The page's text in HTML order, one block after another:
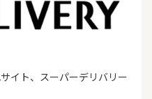
イト、スーパーデリバリー